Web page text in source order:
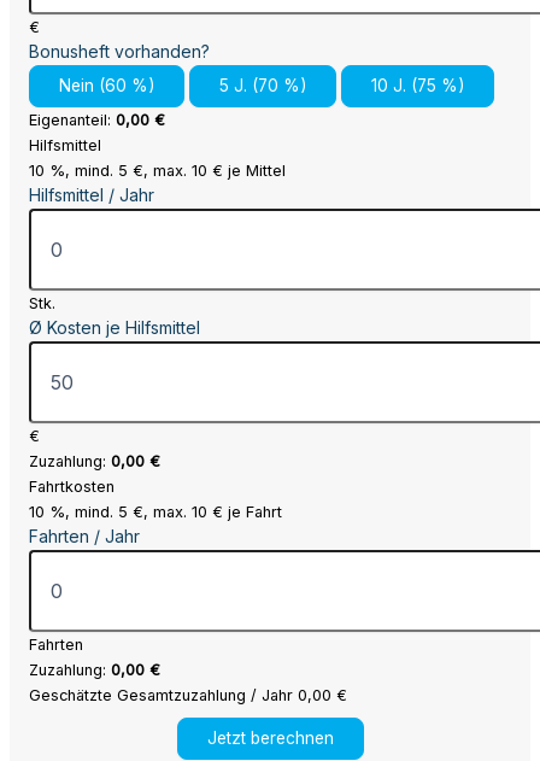
€
Bonusheft vorhanden?
Nein (60 %) 5 J. (70 %) 10 J. (75 %)
Eigenanteil: 0,00 €
Hilfsmittel
10 %, mind. 5 €, max. 10 € je Mittel
Hilfsmittel / Jahr
Stk.
Ø Kosten je Hilfsmittel
€
Zuzahlung: 0,00 €
Fahrtkosten
10 %, mind. 5 €, max. 10 € je Fahrt
Fahrten / Jahr
Fahrten
Zuzahlung: 0,00 €
Geschätzte Gesamtzuzahlung / Jahr 0,00 €
Jetzt berechnen